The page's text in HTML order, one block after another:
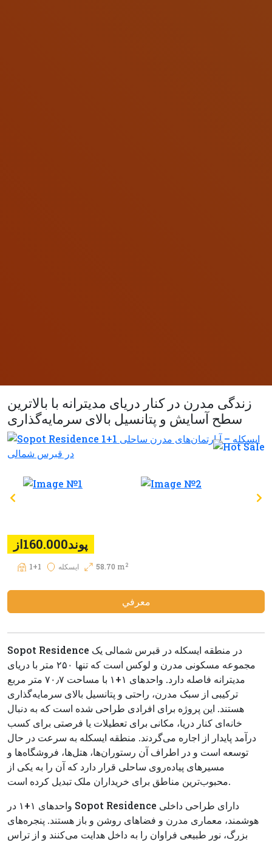
زندگی مدرن در کنار دریای مدیترانه با بالاترین
سطح آسایش و پتانسیل بالای سرمایه‌گذاری
پوند160.000از
1+1 ایسکله 58.70 m2
معرفي
Sopot Residence در منطقه ایسکله در قبرس شمالی یک
مجموعه مسکونی مدرن و لوکس است که تنها ۲۵۰ متر با دریای
مدیترانه فاصله دارد. واحدهای ۱+۱ با مساحت ۷۰٫۷ متر مربع
ترکیبی از سبک مدرن، راحتی و پتانسیل بالای سرمایه‌گذاری
هستند. این پروژه برای افرادی طراحی شده است که به دنبال
خانه‌ای کنار دریا، مکانی برای تعطیلات یا فرصتی برای کسب
درآمد پایدار از اجاره می‌گردند. منطقه ایسکله به سرعت در حال
توسعه است و در اطراف آن رستوران‌ها، هتل‌ها، فروشگاه‌ها و
مسیرهای پیاده‌روی ساحلی قرار دارد که آن را به یکی از
محبوب‌ترین مناطق برای خریداران ملک تبدیل کرده است.
واحدهای ۱+۱ در Sopot Residence دارای طراحی داخلی
هوشمند، معماری مدرن و فضاهای روشن و باز هستند. پنجره‌های
بزرگ، نور طبیعی فراوان را به داخل هدایت می‌کنند و از تراس